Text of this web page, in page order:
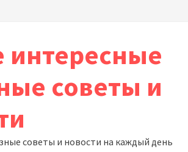
советы и
советы и новости на каждый день